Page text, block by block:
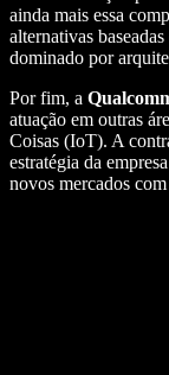
ainda mais essa
alternativas
dominado por
Por fim, a
atuação em outras
Coisas (IoT). A
estratégia da
novos mercados